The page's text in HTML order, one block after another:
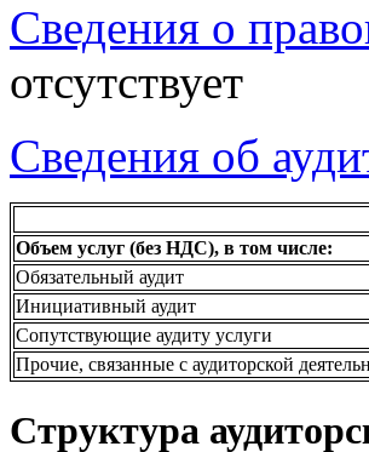
Сведения о
отсутствует
Сведения об
Объем услуг (без НДС), в том числе:
Обязательный аудит
Инициативный аудит
Сопутствующие аудиту услуги
Прочие, связанные с аудиторской
Структура